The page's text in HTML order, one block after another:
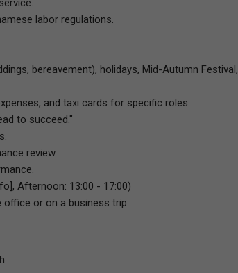
labor regulations.
bereavement), holidays, Mid-Autumn Festival,
and taxi cards for specific roles.
to succeed."
review
Afternoon: 13:00 - 17:00)
office or on a business trip.